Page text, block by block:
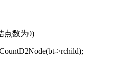
点数为0)
>rchild);